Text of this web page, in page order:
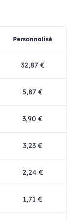
Personnalisé
32,87 €
5,87 €
3,90 €
3,23 €
2,24 €
1,71 €